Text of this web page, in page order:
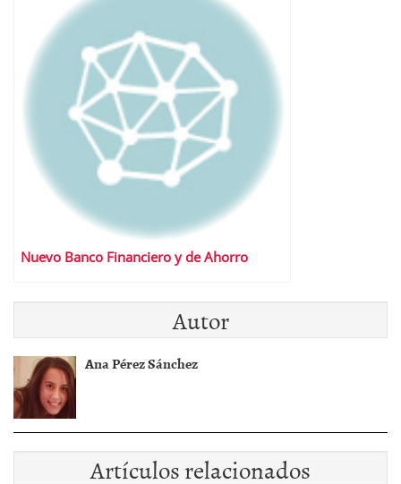
Nuevo Banco Financiero y de Ahorro
Autor
Ana Pérez Sánchez
Artículos relacionados